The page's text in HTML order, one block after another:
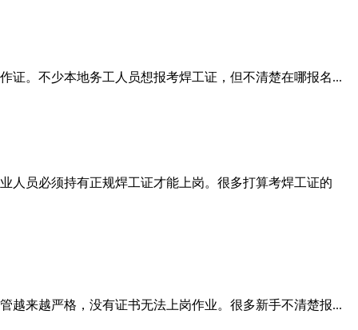
证。不少本地务工人员想报考焊工证，但不清楚在哪报名...
人员必须持有正规焊工证才能上岗。很多打算考焊工证的
越来越严格，没有证书无法上岗作业。很多新手不清楚报...